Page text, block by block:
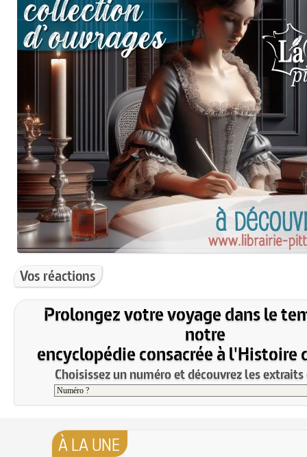
Vos réactions
Prolongez votre voyage dans le
notre
encyclopédie consacrée à l'Histoire
Choisissez un numéro et découvrez les
À LA UNE